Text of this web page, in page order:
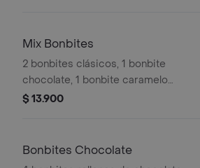
Mix Bonbites
2 bonbites clásicos, 1 bonbite
chocolate, 1 bonbite caramelo
pecanas.
$ 13.900
Bonbites Chocolate